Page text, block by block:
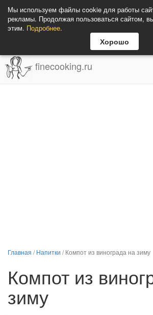
Мы используем файлы cookie для работы
рекламы. Продолжая пользоваться сайтом,
этим. Подробнее.
Хорошо
finecooking.ru
Главная /Напитки /Компот из винограда на зиму
Компот из
зиму